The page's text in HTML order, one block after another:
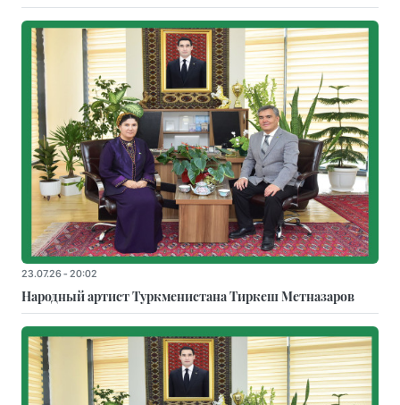
23.07.26 - 20:02
Народный артист Туркменистана Тиркеш Мeтназаров